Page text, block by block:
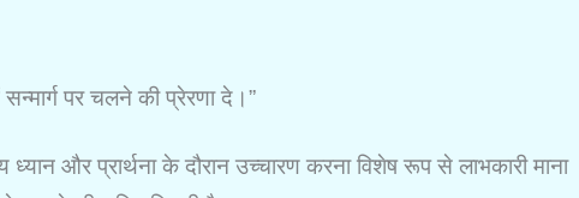
पर चलने की प्रेरणा दे।”
और प्रार्थना के दौरान उच्चारण करना विशेष रूप से लाभकारी माना